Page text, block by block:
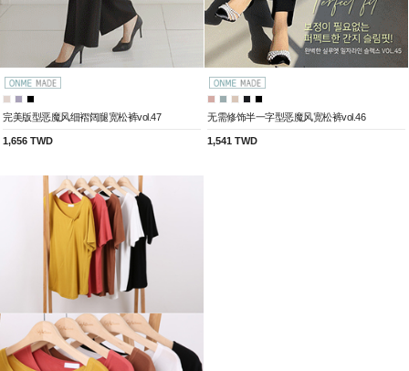
完美版型恶魔风细褶阔腿宽松裤vol.47
1,656 TWD
无需修饰半一字型恶魔风宽松裤vol.46
1,541 TWD